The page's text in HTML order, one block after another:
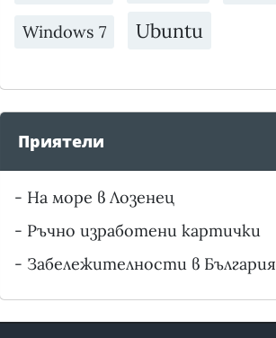
Windows 7 Ubuntu
Приятели
- На море в Лозенец
- Ръчно изработени картички
- Забележителности в България